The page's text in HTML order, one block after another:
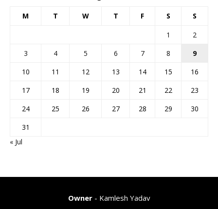
M T W T F S S
1
2
3
4 5 6 7 8
9
10
11 12 13 14 15
16
17
18 19 20 21 22
23
24
25 26 27 28 29
30
31
« Jul
Owner- Kamlesh Yadav